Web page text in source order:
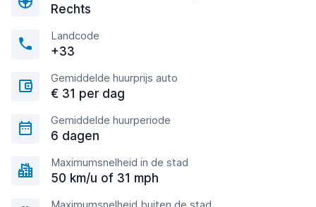
Rechts
Landcode
+33
Gemiddelde huurprijs auto
€ 31 per dag
Gemiddelde huurperiode
6 dagen
Maximumsnelheid in de stad
50 km/u of 31 mph